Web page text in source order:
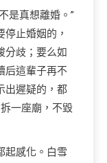
是真想離婚。”
止婚姻的，
分歧；要么如
后這輩子再不
出遲疑的，都
一座廟，不毀
起感化。白雪